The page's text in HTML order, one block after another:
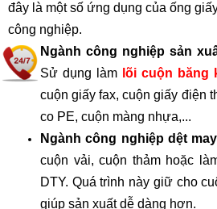
đây là một số ứng dụng của ống
công nghiệp.
Ngành công nghiệp sản
Sử dụng làm lõi cuộn băng
cuộn giấy fax, cuộn giấy điện
co PE, cuộn màng nhựa,...
Ngành công nghiệp dệt
cuộn vải, cuộn thảm hoặc
DTY. Quá trình này giữ cho
giúp sản xuất dễ dàng hơn.